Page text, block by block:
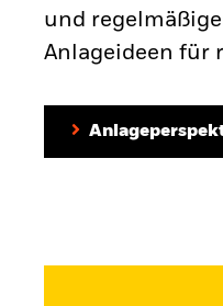
und
Anlageideen für